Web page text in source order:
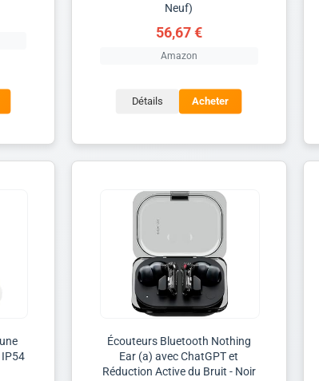
Neuf)
56,67 €
Amazon
Détails Acheter
IP54
Écouteurs Bluetooth Nothing
Ear (a) avec ChatGPT et
Réduction Active du Bruit - Noir